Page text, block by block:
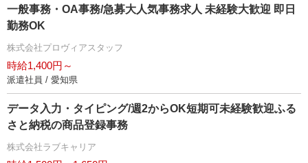
一般事務・OA事務/急募大人気事務求人 未経験大歓迎 即日
勤務OK
株式会社プロヴィアスタッフ
時給1,400円～
派遣社員 / 愛知県
データ入力・タイピング/週2からOK短期可未経験歓迎ふる
さと納税の商品登録事務
株式会社ラブキャリア